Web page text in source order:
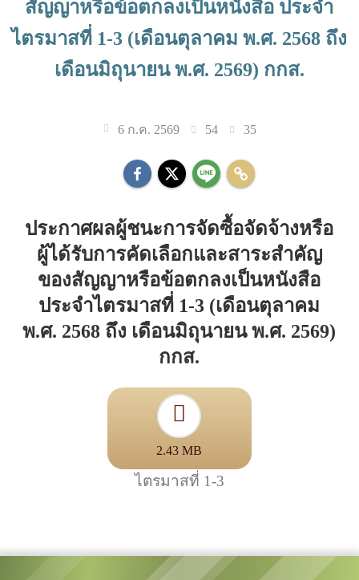
สัญญาหรือข้อตกลงเป็นหนังสือ ประจำ
ไตรมาสที่ 1-3 (เดือนตุลาคม พ.ศ. 2568 ถึง
เดือนมิถุนายน พ.ศ. 2569) กกส.
6 ก.ค. 2569 54 35
ประกาศผลผู้ชนะการจัดซื้อจัดจ้างหรือ
ผู้ได้รับการคัดเลือกและสาระสำคัญ
ของสัญญาหรือข้อตกลงเป็นหนังสือ
ประจำไตรมาสที่ 1-3 (เดือนตุลาคม
พ.ศ. 2568 ถึง เดือนมิถุนายน พ.ศ. 2569)
กกส.
2.43 MB
ไตรมาสที่ 1-3